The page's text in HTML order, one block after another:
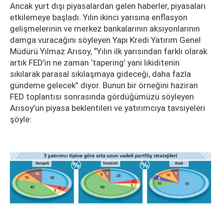
Ancak yurt dışı piyasalardan gelen haberler, piyasaları
etkilemeye başladı. Yılın ikinci yarısına enflasyon
gelişmelerinin ve merkez bankalarının aksiyonlarının
damga vuracağını söyleyen Yapı Kredi Yatırım Genel
Müdürü Yılmaz Arısoy, “Yılın ilk yarısından farklı olarak
artık FED’in ne zaman ‘tapering’ yani likiditenin
sıkılarak parasal sıkılaşmaya gideceği, daha fazla
gündeme gelecek” diyor. Bunun bir örneğini haziran
FED toplantısı sonrasında gördüğümüzü söyleyen
Arısoy’un piyasa beklentileri ve yatırımcıya tavsiyeleri
şöyle: